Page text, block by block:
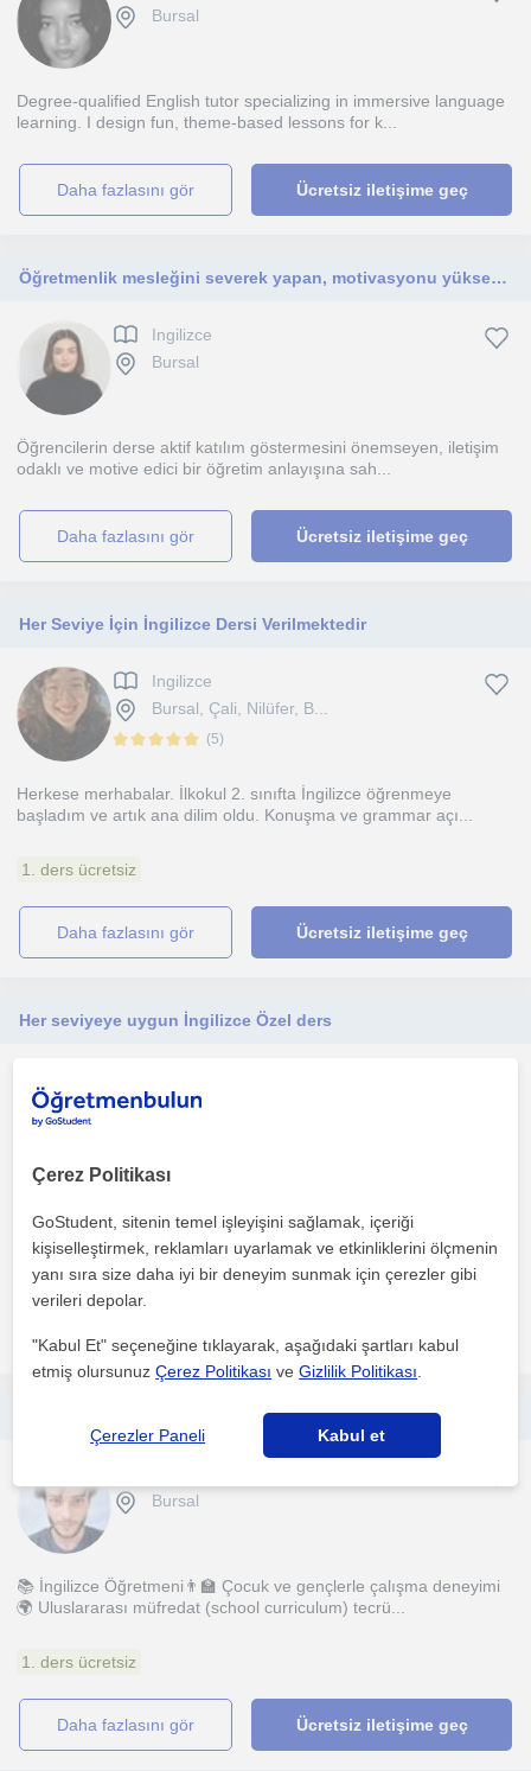
Bursal
Degree-qualified English tutor specializing in immersive language
learning. I design fun, theme-based lessons for k...
daha fazlasını gör Ücretsiz iletişime geç
Öğretmenlik mesleğini severek yapan, motivasyonu yüksek, farklı gruplarla çalışmaktan keyif alan bir İngilizce öğretmeniyim.
Ingilizce
Bursal
Öğrencilerin derse aktif katılım göstermesini önemseyen, iletişim
odaklı ve motive edici bir öğretim anlayışına sah...
daha fazlasını gör Ücretsiz iletişime geç
Her Seviye İçin İngilizce Dersi Verilmektedir
Ingilizce
Bursal, Çali, Nilüfer, B...
(5)
Herkese merhabalar. İlkokul 2. sınıfta İngilizce öğrenmeye
başladım ve artık ana dilim oldu. Konuşma ve grammar açı...
1. ders ücretsiz
daha fazlasını gör Ücretsiz iletişime geç
Her seviyeye uygun İngilizce Özel ders
Bursal
Merhaba! Ben Betül.İngiliz dili ve Edebiyatı mezunuyum .İngilizceyi
1. ders ücretsiz
Bursal
📚 İngilizce Öğretmeni👨‍🏫 Çocuk ve gençlerle çalışma deneyimi
🌍 Uluslararası müfredat (school curriculum) tecrü...
1. ders ücretsiz
daha fazlasını gör Ücretsiz iletişime geç
Çerez Politikası
GoStudent, sitenin temel işleyişini sağlamak, içeriği
kişiselleştirmek, reklamları uyarlamak ve etkinliklerini ölçmenin
yanı sıra size daha iyi bir deneyim sunmak için çerezler gibi
verileri depolar.
"Kabul Et" seçeneğine tıklayarak, aşağıdaki şartları kabul
etmiş olursunuzÇerez Politikası veGizlilik Politikası
Çerezler Paneli Kabul et